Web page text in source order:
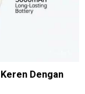
Dengan